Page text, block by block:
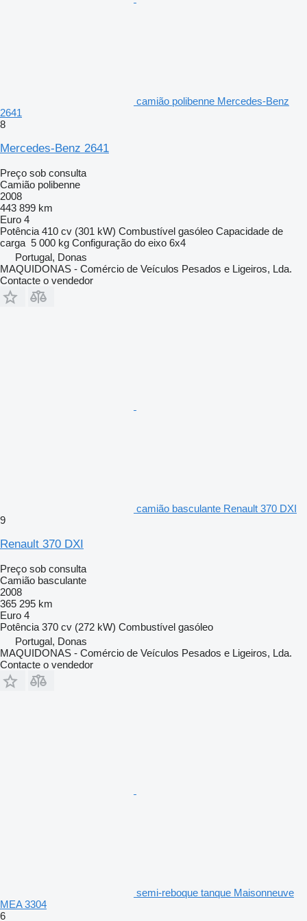
camião polibenne Mercedes-Benz
2641
8
Mercedes-Benz 2641
Preço sob consulta
Camião polibenne
2008
443 899 km
Euro 4
Potência 410 cv (301 kW) Combustível gasóleo Capacidade de
carga 5 000 kg Configuração do eixo 6x4
Portugal, Donas
MAQUIDONAS - Comércio de Veículos Pesados e Ligeiros, Lda.
Contacte o vendedor
camião basculante Renault 370 DXI
9
Renault 370 DXI
Preço sob consulta
Camião basculante
2008
365 295 km
Euro 4
Potência 370 cv (272 kW) Combustível gasóleo
Portugal, Donas
MAQUIDONAS - Comércio de Veículos Pesados e Ligeiros, Lda.
Contacte o vendedor
semi-reboque tanque Maisonneuve
MEA 3304
6